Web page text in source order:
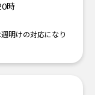
時
明けの対応になり